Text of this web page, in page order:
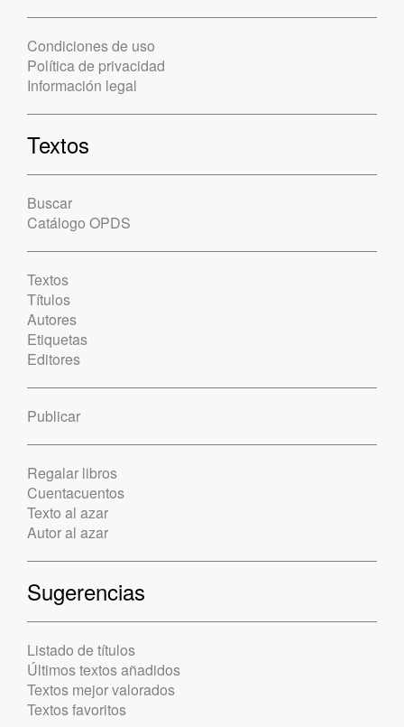
Condiciones de uso
Política de privacidad
Información legal
Textos
Buscar
Catálogo OPDS
Textos
Títulos
Autores
Etiquetas
Editores
Publicar
Regalar libros
Cuentacuentos
Texto al azar
Autor al azar
Sugerencias
Listado de títulos
Últimos textos añadidos
Textos mejor valorados
Textos favoritos